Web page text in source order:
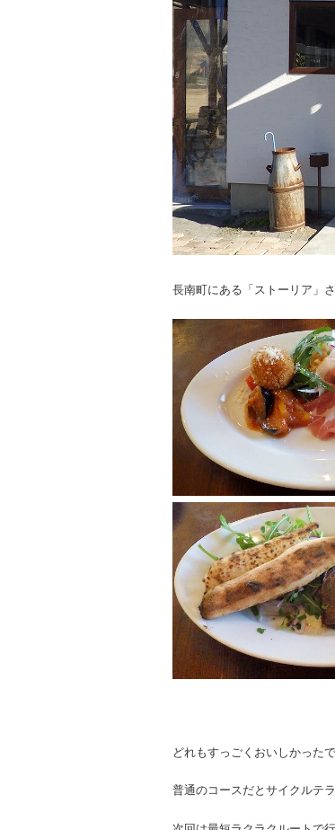
長南町にある「ストーリア」さ
どれもすっごくおいしかった
普通のコースだとサイクルテ